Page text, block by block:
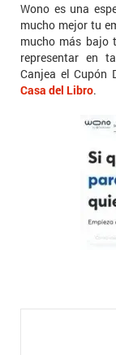
Wono es una
mucho mejor tu
mucho más bajo
representar en
Canjea el Cupón
Casa del Libro.